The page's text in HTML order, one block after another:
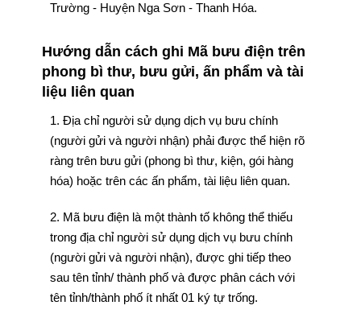
Trường - Huyện Nga Sơn - Thanh Hóa.
Hướng dẫn cách ghi Mã bưu điện trên
phong bì thư, bưu gửi, ấn phẩm và tài
liệu liên quan
1. Địa chỉ người sử dụng dịch vụ bưu chính
(người gửi và người nhận) phải được thể hiện rõ
ràng trên bưu gửi (phong bì thư, kiện, gói hàng
hóa) hoặc trên các ấn phẩm, tài liệu liên quan.
2. Mã bưu điện là một thành tố không thể thiếu
trong địa chỉ người sử dụng dịch vụ bưu chính
(người gửi và người nhận), được ghi tiếp theo
sau tên tỉnh/ thành phố và được phân cách với
tên tỉnh/thành phố ít nhất 01 ký tự trống.